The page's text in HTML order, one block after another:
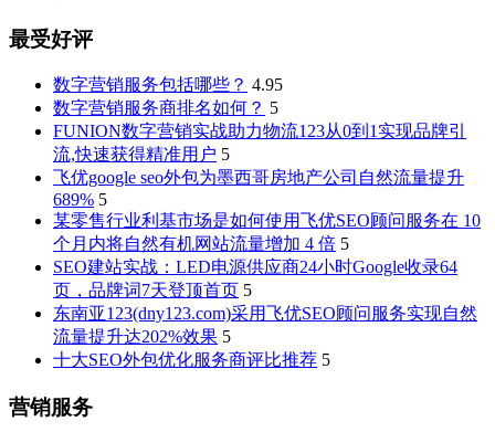
最受好评
数字营销服务包括哪些？ 4.95
数字营销服务商排名如何？ 5
FUNION数字营销实战助力物流123从0到1实现品牌引
流,快速获得精准用户 5
飞优google seo外包为墨西哥房地产公司自然流量提升
689% 5
某零售行业利基市场是如何使用飞优SEO顾问服务在 10
个月内将自然有机网站流量增加 4 倍 5
SEO建站实战：LED电源供应商24小时Google收录64
页，品牌词7天登顶首页 5
东南亚123(dny123.com)采用飞优SEO顾问服务实现自然
流量提升达202%效果 5
十大SEO外包优化服务商评比推荐 5
营销服务